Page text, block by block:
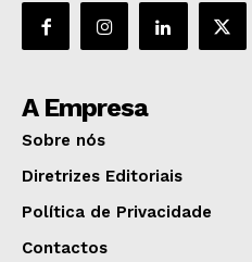
A Empresa
Sobre nós
Diretrizes Editoriais
Política de Privacidade
Contactos